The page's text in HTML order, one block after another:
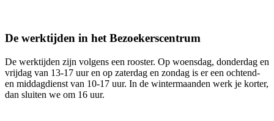
De werktijden in het Bezoekerscentrum
De werktijden zijn volgens een rooster. Op woensdag, donderdag en
vrijdag van 13-17 uur en op zaterdag en zondag is er een ochtend-
en middagdienst van 10-17 uur. In de wintermaanden werk je korter,
dan sluiten we om 16 uur.